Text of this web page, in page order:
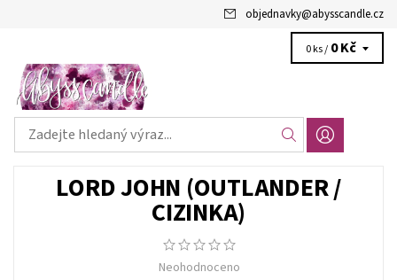
objednavky@abysscandle.cz
0 ks / 0 Kč
LORD JOHN (OUTLANDER /
CIZINKA)
Neohodnoceno